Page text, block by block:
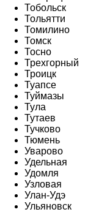
Тобольск
Тольятти
Томилино
Томск
Тосно
Трехгорный
Троицк
Туапсе
Туймазы
Тула
Тутаев
Тучково
Тюмень
Уварово
Удельная
Удомля
Узловая
Улан-Удэ
Ульяновск